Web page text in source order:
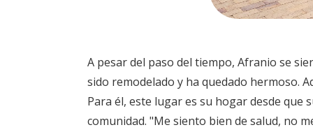
A pesar del paso del tiempo, Afranio se
sido remodelado y ha quedado hermoso.
Para él, este lugar es su hogar desde
comunidad. "Me siento bien de salud, no